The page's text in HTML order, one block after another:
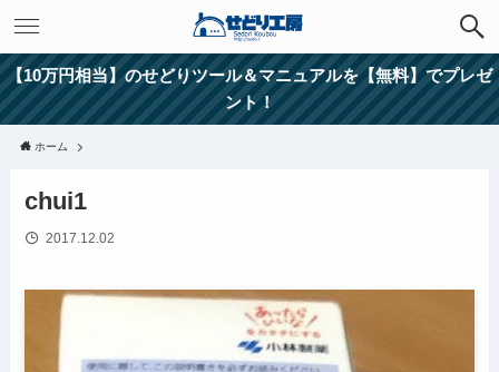
【10万円相当】のせどりツール＆マニュアルを【無料】でプレゼ
ント！
ホーム
chui1
2017.12.02